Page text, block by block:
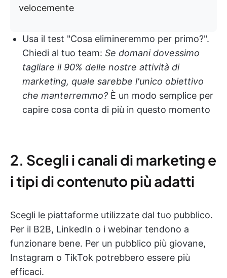
velocemente
Usa il test "Cosa elimineremmo per primo?".
Chiedi al tuo team: Se domani dovessimo
tagliare il 90% delle nostre attività di
marketing, quale sarebbe l'unico obiettivo
che manterremmo? È un modo semplice per
capire cosa conta di più in questo momento
2. Scegli i canali di marketing e
i tipi di contenuto più adatti
Scegli le piattaforme utilizzate dal tuo pubblico.
Per il B2B, LinkedIn o i webinar tendono a
funzionare bene. Per un pubblico più giovane,
Instagram o TikTok potrebbero essere più
efficaci.